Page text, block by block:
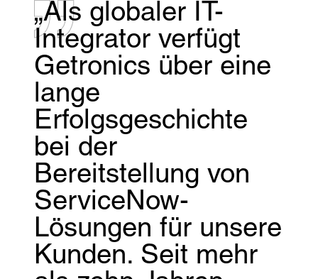
„Als globaler IT-
Integrator verfügt
Getronics über eine
lange
Erfolgsgeschichte
bei der
Bereitstellung von
ServiceNow-
Lösungen für unsere
Kunden. Seit mehr